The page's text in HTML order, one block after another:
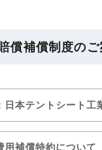
償補償制度のご
日本テントシート工
用補償特約について